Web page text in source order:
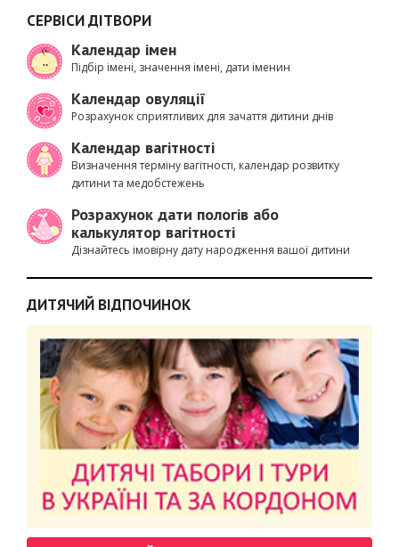
СЕРВІСИ ДІТВОРИ
Календар імен
Підбір імені, значення імені, дати іменин
Календар овуляції
Розрахунок сприятливих для зачаття дитини днів
Календар вагітності
Визначення терміну вагітності, календар розвитку
дитини та медобстежень
Розрахунок дати пологів або
калькулятор вагітності
Дізнайтесь імовірну дату народження вашої дитини
ДИТЯЧИЙ ВІДПОЧИНОК